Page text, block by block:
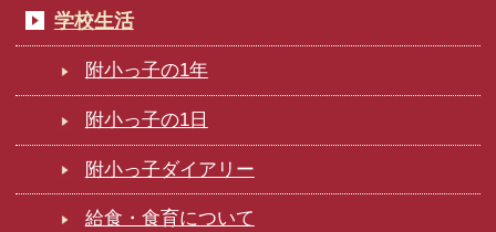
学校生活
附小っ子の1年
附小っ子の1日
附小っ子ダイアリー
給食・食育について